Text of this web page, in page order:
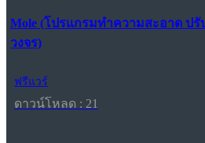
Mole (โปรแกรมทำความสะอาด ปรั
วงจร)
ฟรีแวร์
ดาวน์โหลด : 21